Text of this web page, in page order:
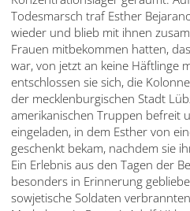
Todesmarsch traf Esther
wieder und blieb mit ihnen
Frauen mitbekommen hatten,
war, von jetzt an keine Häftlinge
entschlossen sie sich, die
der mecklenburgischen Stadt
amerikanischen Truppen befreit
eingeladen, in dem Esther von
geschenkt bekam, nachdem sie
Ein Erlebnis aus den Tagen der
besonders in Erinnerung
sowjetische Soldaten